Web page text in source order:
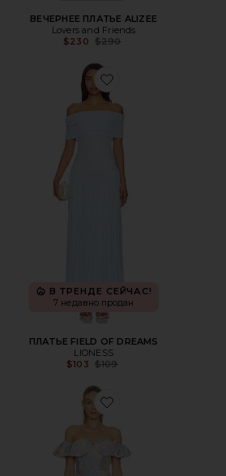
ВЕЧЕРНЕЕ ПЛАТЬЕ ALIZEE
Lovers and Friends
$230 Previous price:
$290
Favorite ПЛАТЬЕ FIELD OF
В ТРЕНДЕ СЕЙЧАС!
7 недавно продан
ПЛАТЬЕ FIELD OF DREAMS
LIONESS
$103 Previous price:
$109
Favorite ПЛАТЬЕ MARLENE